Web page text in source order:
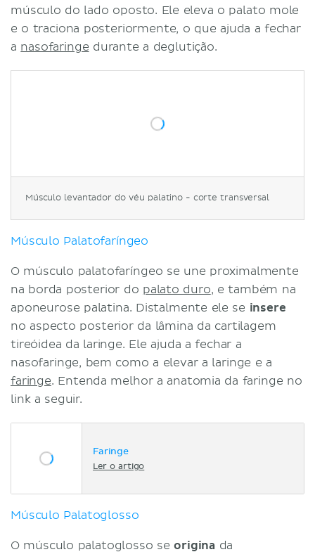
músculo do lado oposto. Ele eleva o palato mole
e o traciona posteriormente, o que ajuda a fechar
a nasofaringe durante a deglutição.
Músculo levantador do véu palatino - corte transversal
Músculo Palatofaríngeo
O músculo palatofaríngeo se une proximalmente
na borda posterior do palato duro, e também na
aponeurose palatina. Distalmente ele se insere
no aspecto posterior da lâmina da cartilagem
tireóidea da laringe. Ele ajuda a fechar a
nasofaringe, bem como a elevar a laringe e a
faringe. Entenda melhor a anatomia da faringe no
link a seguir.
Faringe
Ler o artigo
Músculo Palatoglosso
O músculo palatoglosso seorigina da